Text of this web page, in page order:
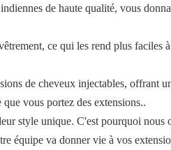
de haute qualité, vous
ce qui les rend plus
de cheveux injectables, offrant
vous portez des extensions..
style unique. C'est pourquoi
équipe va donner vie à vos